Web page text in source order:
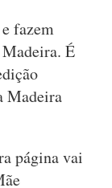
fazem
É
Madeira
página vai